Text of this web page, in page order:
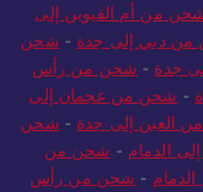
من أم القيوين إلى
دبي إلى جدة - شحن
جدة - شحن من رأس
- شحن من عجمان إلى
العين إلى جدة - شحن
الدمام - شحن من
- شحن من رأس